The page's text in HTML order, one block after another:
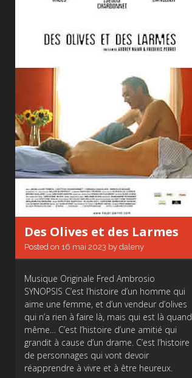
Des Olives et des Larmes
Posted on 16 mai 2023 by daleny
Musique Originale Fred Ambrosio
SYNOPSIS C’est l’histoire d’un homme qui
aime une femme, et d’un vendeur d’olives
qui n’a rien à faire là, mais qui est là quand
même… C’est l’histoire d’une amitié qui
grandit à cause d’un drame. C’est l’histoire
de personnages qui vont devoir
réapprendre à vivre et à être heureux.